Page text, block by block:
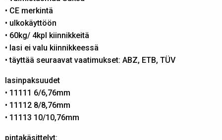
• CE merkintä
• ulkokäyttöön
• 60kg/ 4kpl kiinnikkeitä
• lasi ei valu kiinnikkeessä
• täyttää seuraavat vaatimukset: ABZ, ETB, TÜV
lasinpaksuudet
• 11111 6/6,76mm
• 11112 8/8,76mm
• 11113 10/10,76mm
pintakäsittelyt: